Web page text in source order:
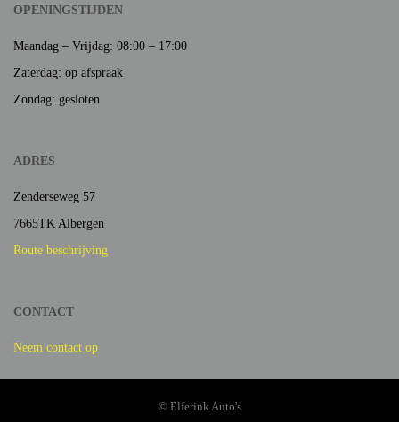
OPENINGSTIJDEN
Maandag – Vrijdag: 08:00 – 17:00
Zaterdag: op afspraak
Zondag: gesloten
ADRES
Zenderseweg 57
7665TK Albergen
Route beschrijving
CONTACT
Neem contact op
© Elferink Auto's